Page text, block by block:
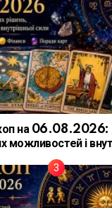
на 06.08.2026:
можливостей і